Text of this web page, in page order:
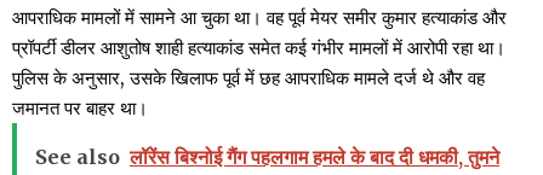
आपराधिक मामलों में सामने आ चुका था। वह पूर्व मेयर समीर कुमार हत्याकांड और
प्रॉपर्टी डीलर आशुतोष शाही हत्याकांड समेत कई गंभीर मामलों में आरोपी रहा था।
पुलिस के अनुसार, उसके खिलाफ पूर्व में छह आपराधिक मामले दर्ज थे और वह
जमानत पर बाहर था।
See also लॉरेंस बिश्नोई गैंग पहलगाम हमले के बाद दी धमकी, तुमने